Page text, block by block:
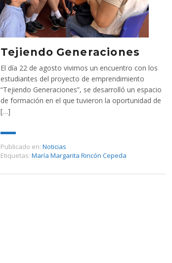
Tejiendo Generaciones
El día 22 de agosto vivimos un encuentro con los
estudiantes del proyecto de emprendimiento
“Tejiendo Generaciones”, se desarrolló un espacio
de formación en el que tuvieron la oportunidad de
[…]
Publicado en: Noticias
Etiquetas: María Margarita Rincón Cepeda